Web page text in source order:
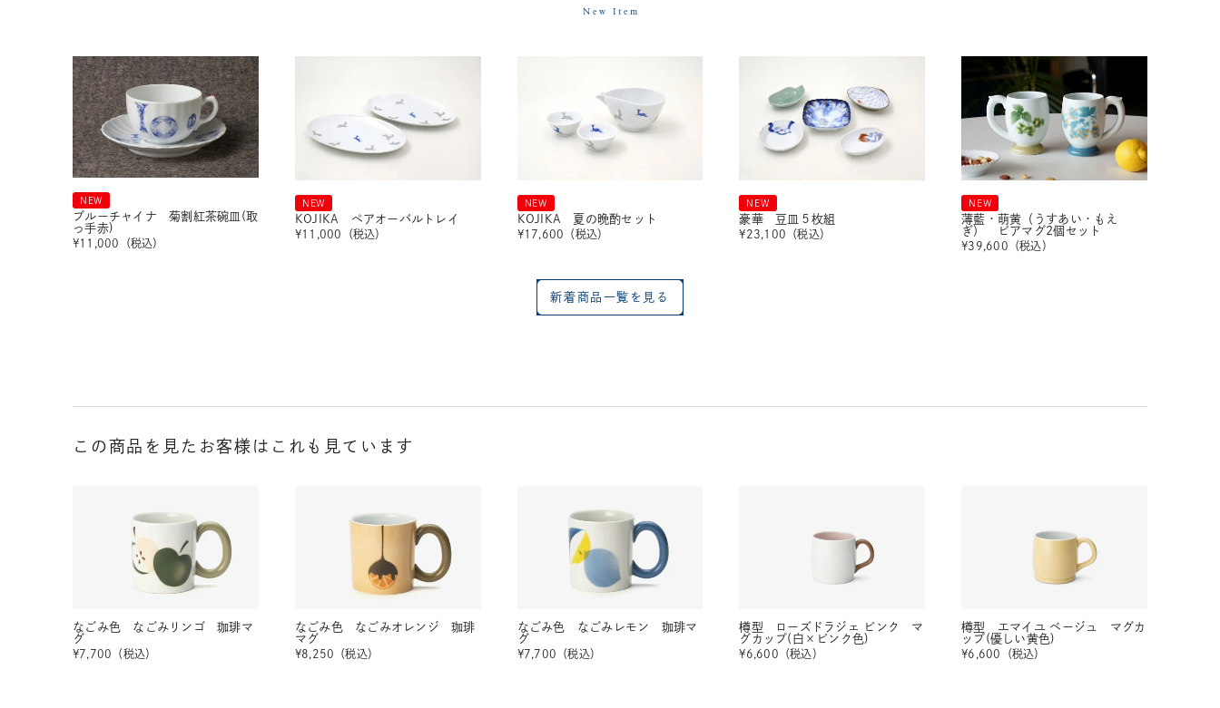
New Item
NEW
ブルーチャイナ 菊割紅茶碗皿(取
っ手赤)
¥11,000 （税込）
NEW
KOJIKA ペアオーバルトレイ
¥11,000 （税込）
NEW
KOJIKA 夏の晩酌セット
¥17,600 （税込）
NEW
豪華 豆皿５枚組
¥23,100 （税込）
NEW
薄藍・萌黄（うすあい・もえ
ぎ） ビアマグ2個セット
¥39,600 （税込）
新着商品一覧を見る
この商品を見たお客様はこれも見ています
なごみ色 なごみリンゴ 珈琲マ
グ
¥7,700 （税込）
なごみ色 なごみオレンジ 珈琲
マグ
¥8,250 （税込）
なごみ色 なごみレモン 珈琲マ
グ
¥7,700 （税込）
樽型 ローズドラジェ ピンク マ
グカップ(白×ピンク色)
¥6,600 （税込）
樽型 エマイユ ベージュ マグカ
ップ(優しい黄色)
¥6,600 （税込）